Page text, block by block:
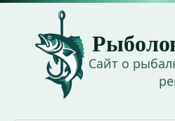
Перейти
контенту
Сайт о